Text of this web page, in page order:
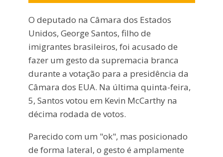
O deputado na Câmara dos Estados
Unidos, George Santos, filho de
imigrantes brasileiros, foi acusado de
fazer um gesto da supremacia branca
durante a votação para a presidência da
Câmara dos EUA. Na última quinta-feira,
5, Santos votou em Kevin McCarthy na
décima rodada de votos.
Parecido com um "ok", mas posicionado
de forma lateral, o gesto é amplamente